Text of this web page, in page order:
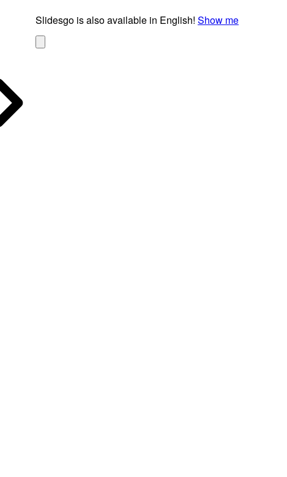
Slidesgo is also available in English! Show me